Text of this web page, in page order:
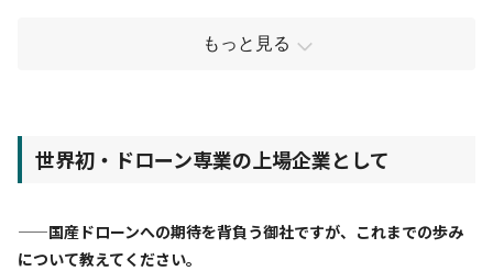
もっと見る
世界初・ドローン専業の上場企業として
——国産ドローンへの期待を背負う御社ですが、これまでの歩み
について教えてください。